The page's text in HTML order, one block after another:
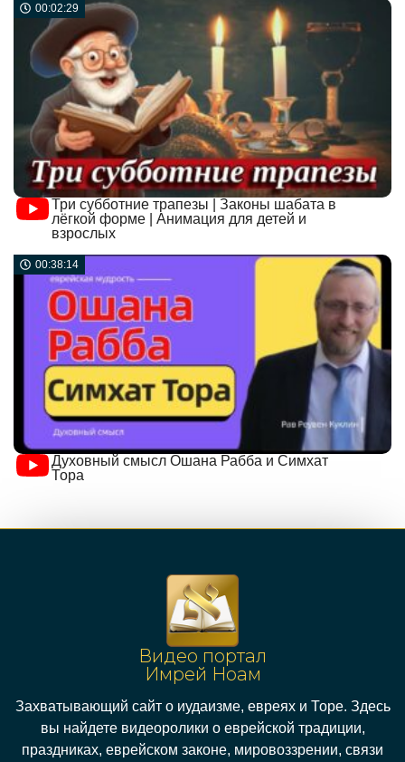
00:02:29
Три субботние трапезы | Законы шабата в
лёгкой форме | Анимация для детей и
взрослых
00:38:14
Духовный смысл Ошана Рабба и Симхат
Тора
Видео портал
Имрей Ноам
Захватывающий сайт о иудаизме, евреях и Торе. Здесь
вы найдете видеоролики о еврейской традиции,
праздниках, еврейском законе, мировоззрении, связи